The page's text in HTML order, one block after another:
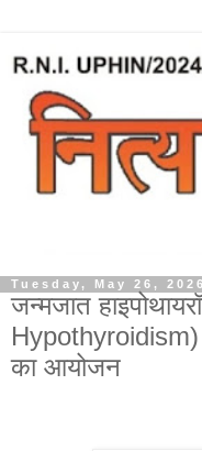
Tuesday, May 26, 2026
जन्मजात
Hypothyroidism)
का आयोजन